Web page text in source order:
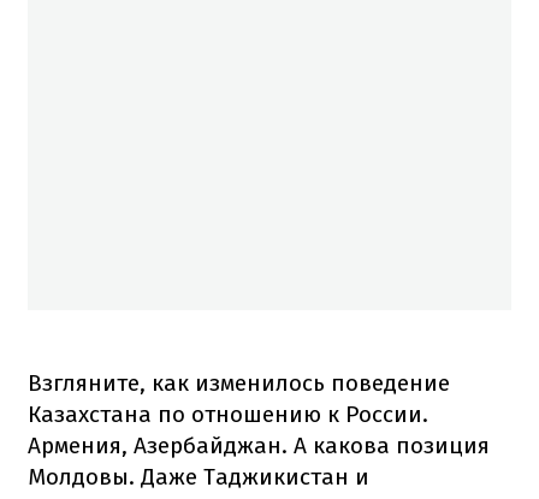
Взгляните, как изменилось поведение
Казахстана по отношению к России.
Армения, Азербайджан. А какова позиция
Молдовы. Даже Таджикистан и